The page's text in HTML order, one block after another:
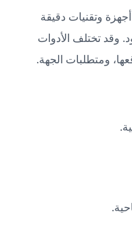
وتقنيات دقيقة
وقد تختلف الأدوات
ومتطلبات الجهة.